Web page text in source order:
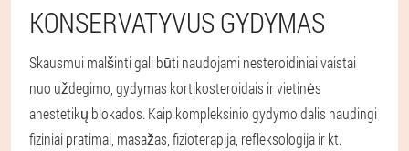
KONSERVATYVUS GYDYMAS
Skausmui malšinti gali būti naudojami nesteroidiniai vaistai
nuo uždegimo, gydymas kortikosteroidais ir vietinės
anestetikų blokados. Kaip kompleksinio gydymo dalis naudingi
fiziniai pratimai, masažas, fizioterapija, refleksologija ir kt.